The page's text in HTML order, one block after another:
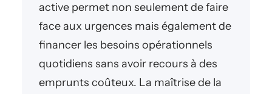
active permet non seulement de faire
face aux urgences mais également de
financer les besoins opérationnels
quotidiens sans avoir recours à des
emprunts coûteux. La maîtrise de la